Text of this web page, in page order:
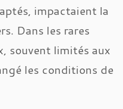
impactaient la
Dans les rares
souvent limités aux
les conditions de